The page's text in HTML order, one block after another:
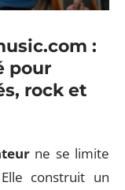
:
pour
rock et
ne se limite
construit un